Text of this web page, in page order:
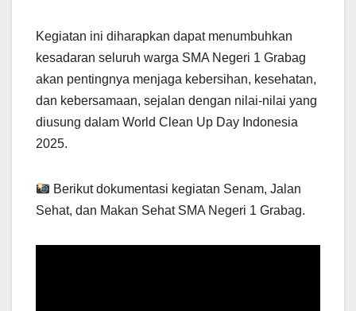
Kegiatan ini diharapkan dapat menumbuhkan
kesadaran seluruh warga SMA Negeri 1 Grabag
akan pentingnya menjaga kebersihan, kesehatan,
dan kebersamaan, sejalan dengan nilai-nilai yang
diusung dalam World Clean Up Day Indonesia
2025.
Berikut dokumentasi kegiatan Senam, Jalan
Sehat, dan Makan Sehat SMA Negeri 1 Grabag.